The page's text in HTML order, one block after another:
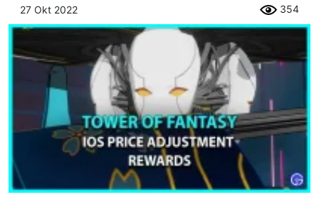
27 Okt 2022 354